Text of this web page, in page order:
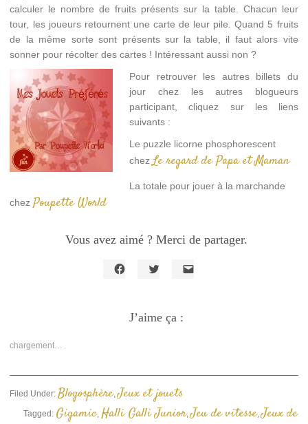
calculer le nombre de fruits présents sur la table. Chacun leur
tour, les joueurs retournent une carte de leur pile. Quand 5 fruits
de la même sorte sont présents sur la table, il faut alors vite
sonner pour récolter des cartes ! Intéressant aussi non ?
Pour retrouver les autres billets du
jour chez les autres blogueurs
participant, cliquez sur les liens
suivants :
Le puzzle licorne phosphorescent
chezLe regard de Papa et Maman
La totale pour jouer à la marchande
chezPoupette World
Vous avez aimé ? Merci de partager.
Facebook(ouvre
dans
Twitter(ouvre
dans
dans
fenêtre)
J’aime ça :
chargement…
Filed Under:Blogosphère,Jeux et jouets
Tagged: Gigamic, Halli Galli Junior,Jeu de vitesse,Jeux de